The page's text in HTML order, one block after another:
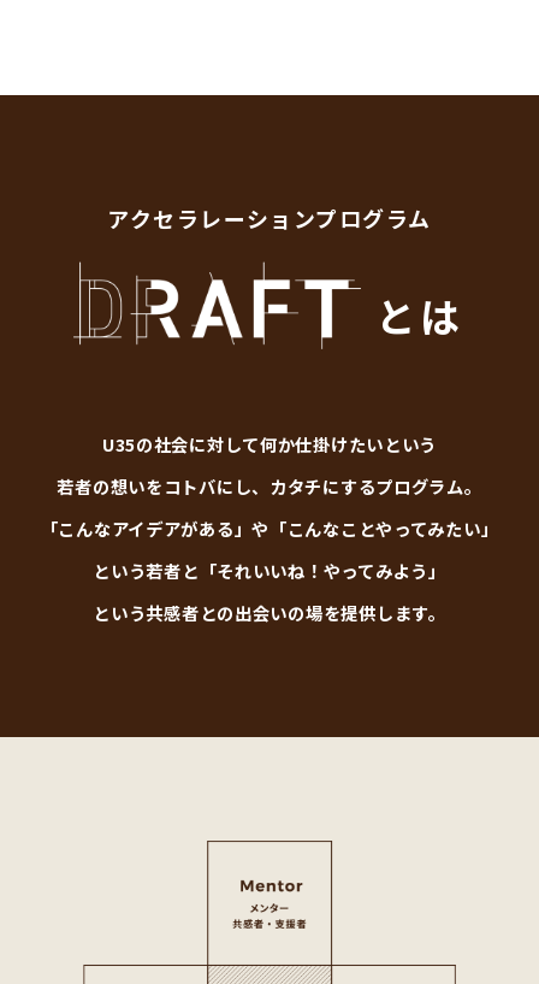
アクセラレーションプログラム
とは
U35の社会に対して何か仕掛けたいという
若者の想いをコトバにし、カタチにするプログラム。
「こんなアイデアがある」や「こんなことやってみたい」
という若者と「それいいね！やってみよう」
という共感者との出会いの場を提供します。